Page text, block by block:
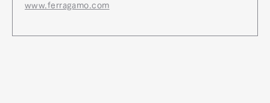
www.ferragamo.com